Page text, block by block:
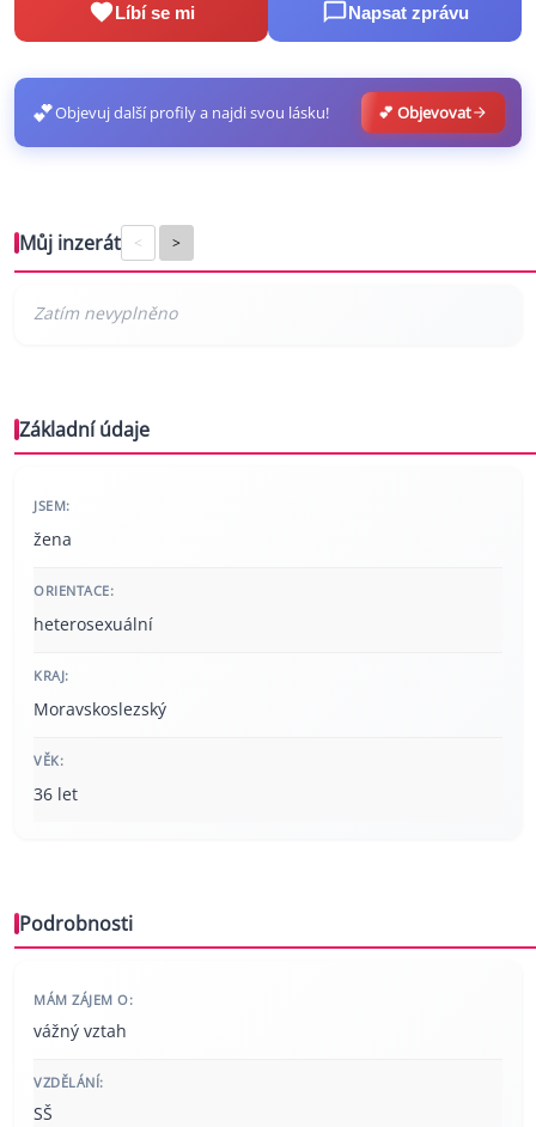
Líbí se mi Napsat zprávu
💕Objevuj další profily a najdi svou lásku! 💕 Objevovat
Můj inzerát < >
Základní údaje
JSEM:
žena
ORIENTACE:
heterosexuální
KRAJ:
Moravskoslezský
VĚK:
36 let
Podrobnosti
MÁM ZÁJEM O:
vážný vztah
VZDĚLÁNÍ:
SŠ